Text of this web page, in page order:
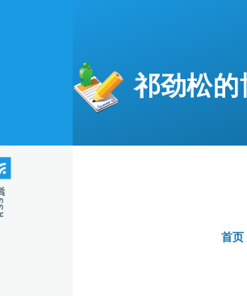
祁劲松的
首页